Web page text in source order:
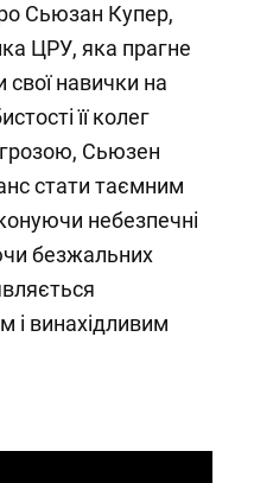
Сьюзан Купер,
ЦРУ, яка прагне
свої навички на
її колег
Сьюзен
стати таємним
небезпечні
безжальних
і винахідливим